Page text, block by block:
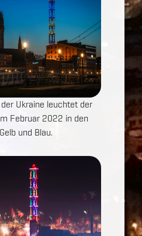
Ukraine leuchtet der
Februar 2022 in den
und Blau.